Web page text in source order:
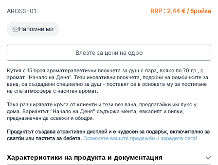
AROSS-01 RRP : 2,44 € / бройка
Напомни ми
Влезте за цени на едро
Кутия с 15 броя ароматерапевтични блокчета за душ с пара, всяко по 70 гр., с
аромат "Начало на Деня". Тези иновативни блокчета, подобни на бомбичките за
вана, са създадени специално за душ - поставят се в основата му за постигане
на спа атмосфера с наситен аромат.
Така разширявате кръга от клиенти и тези без вана, предлагайки им лукс у
дома. Вариантът "Начало на Деня" съдържа мента, евкалипт и билки,
предназначен да освежи и ободри.
Продуктът създава атрактивен дисплей и е чудесен за подарък, включително за
сватби или партита за бебета. Освежете вашите продажби и заредете сега!
Характеристики на продукта и документация